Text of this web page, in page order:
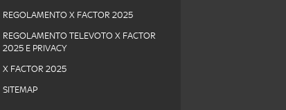
REGOLAMENTO X FACTOR 2025
REGOLAMENTO TELEVOTO X FACTOR
2025 E PRIVACY
X FACTOR 2025
SITEMAP